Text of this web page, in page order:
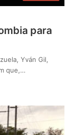
para
Yván Gil,
que,…